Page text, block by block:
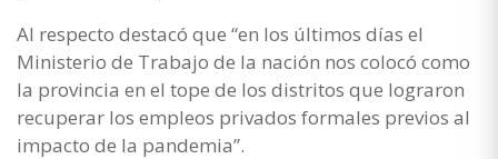
Al respecto destacó que “en los últimos días el
Ministerio de Trabajo de la nación nos colocó como
la provincia en el tope de los distritos que lograron
recuperar los empleos privados formales previos al
impacto de la pandemia”.